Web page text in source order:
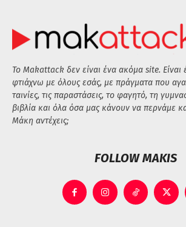
Το Makattack δεν είναι ένα ακόμα site.
φτιάχνω με όλους εσάς, με πράγματα που
ταινίες, τις παραστάσεις, το φαγητό, τη
βιβλία και όλα όσα μας κάνουν να περνάμε
Μάκη αντέχεις;
FOLLOW MAKIS